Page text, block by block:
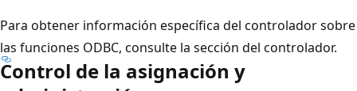
Para obtener información específica del controlador sobre
las funciones ODBC, consulte la sección del controlador.
Control de la asignación y